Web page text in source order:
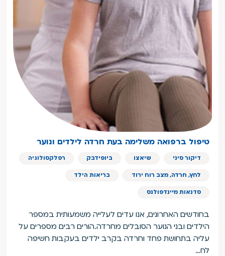
טיפול ברפואה משלימה בעת חרדה לילדים ונוער
דיקור סיני שיאצו ביופידבק רפלקסולוגיה
לחץ, חרדה, מצב רוח ירוד בריאות הילד
סדנאות מיינדפולנס
בחודשים האחרונים, אנו עדים לעלייה משמעותית במספר
הילדים ובני הנוער הסובלים מחרדה.הורים רבים מספרים על
עליה בתחושת פחד וחרדה בקרב ילדים בעקבות חשיפה
לח…